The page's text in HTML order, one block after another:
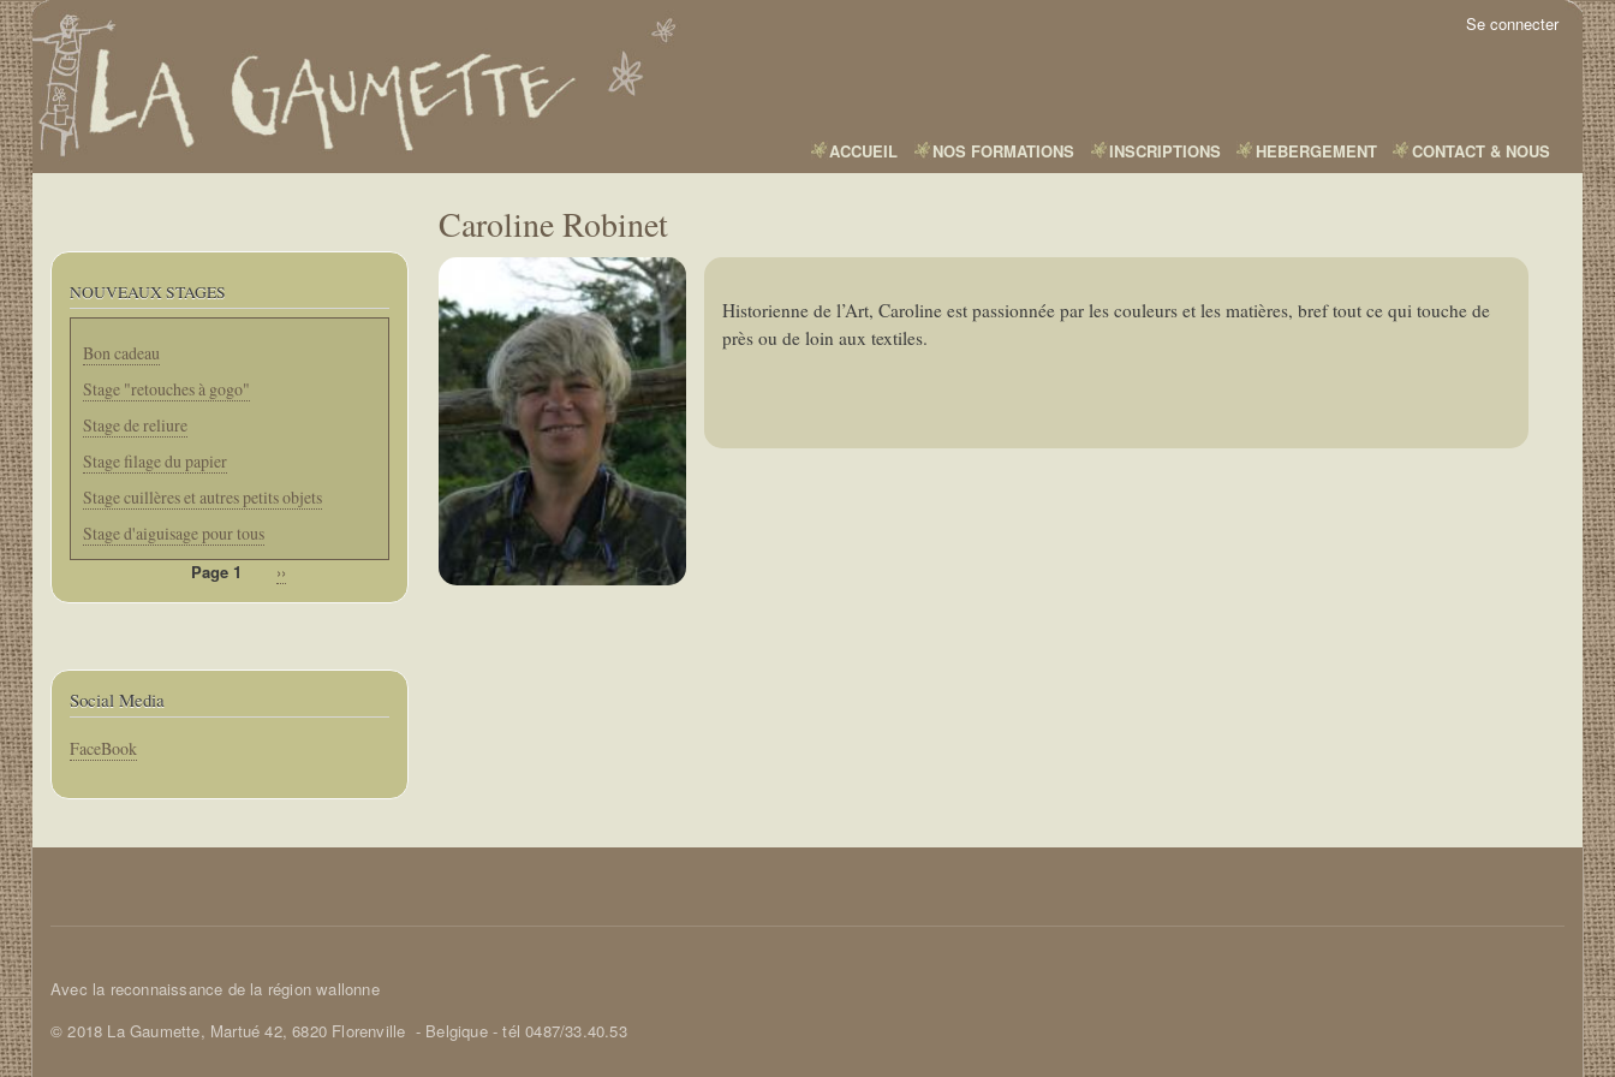
User
account
menu
Se connecter
Main
ACCUEIL NOS FORMATIONS INSCRIPTIONS HEBERGEMENT CONTACT & NOUS
Caroline Robinet
Historienne de l’Art, Caroline est passionnée par les couleurs et les matières, bref tout ce qui touche de
près ou de loin aux textiles.
NOUVEAUX STAGES
Bon cadeau
Stage "retouches à gogo"
Stage de reliure
Stage filage du papier
Stage cuillères et autres petits objets
Stage d'aiguisage pour tous
Page 1
Page
››
Social Media
Corps
FaceBook
Corps
Avec la reconnaissance de la région wallonne
© 2018 La Gaumette, Martué 42, 6820 Florenville - Belgique - tél 0487/33.40.53